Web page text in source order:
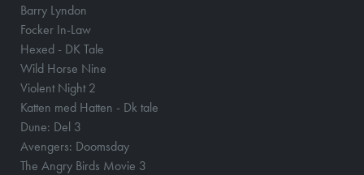
Barry Lyndon
Focker In-Law
Hexed - DK Tale
Wild Horse Nine
Violent Night 2
Katten med Hatten - Dk tale
Dune: Del 3
Avengers: Doomsday
The Angry Birds Movie 3